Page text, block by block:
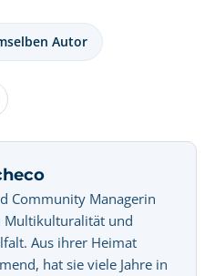
Autor
Community Managerin
Multikulturalität und
Aus ihrer Heimat
hat sie viele Jahre in